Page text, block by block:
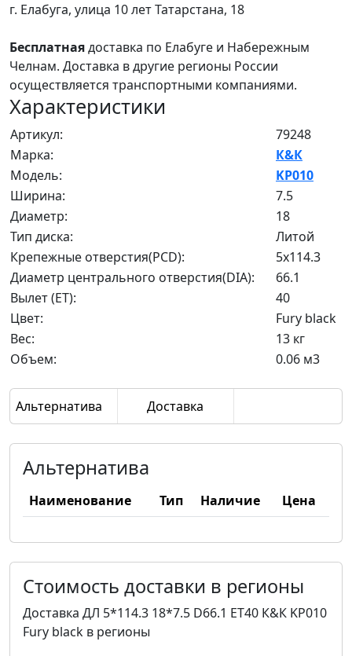
г. Елабуга, улица 10 лет Татарстана, 18
Бесплатнаядоставка по Елабуге и Набережным
Челнам. Доставка в другие регионы России
осуществляется транспортными компаниями.
Характеристики
Артикул:
79248
Марка:
К&К
Модель:
KP010
Ширина:
7.5
Диаметр:
18
Тип диска:
Литой
Крепежные отверстия(PCD):
5x114.3
Диаметр центрального отверстия(DIA):
66.1
Вылет (ET):
40
Цвет:
Fury black
Вес:
13 кг
Объем:
0.06 м3
Альтернатива Доставка
Альтернатива
Наименование Тип Наличие Цена
Стоимость доставки в регионы
Доставка ДЛ 5*114.3 18*7.5 D66.1 ET40 К&К KP010
Fury black в регионы